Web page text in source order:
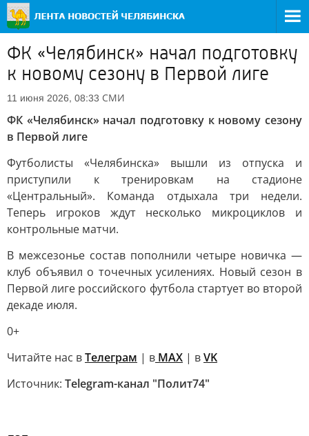
ФК «Челябинск» начал подготовку
к новому сезону в Первой лиге
11 июня 2026, 08:33 СМИ
ФК «Челябинск» начал подготовку к новому сезону
в Первой лиге
Футболисты «Челябинска» вышли из отпуска и
приступили к тренировкам на стадионе
«Центральный». Команда отдыхала три недели.
Теперь игроков ждут несколько микроциклов и
контрольные матчи.
В межсезонье состав пополнили четыре новичка —
клуб объявил о точечных усилениях. Новый сезон в
Первой лиге российского футбола стартует во второй
декаде июля.
0+
Читайте нас вТелеграм | в MAX | вVK
Источник: Telegram-канал "Полит74"